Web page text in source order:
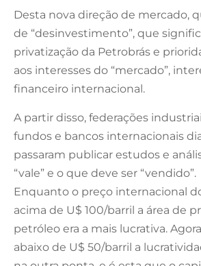
Desta nova direção de mercado,
de “desinvestimento”, que
privatização da Petrobrás e
aos interesses do “mercado”,
financeiro internacional.
A partir disso, federações
fundos e bancos internacionais
passaram publicar estudos e
“vale” e o que deve ser “vendido”.
Enquanto o preço internacional
acima de U$ 100/barril a área de
petróleo era a mais lucrativa.
abaixo de U$ 50/barril a